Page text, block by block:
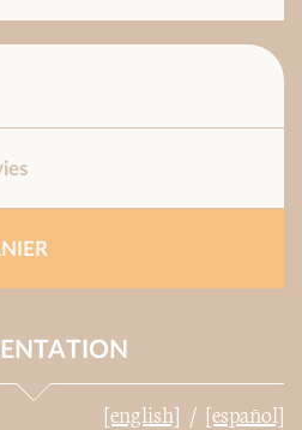
[english] [español]